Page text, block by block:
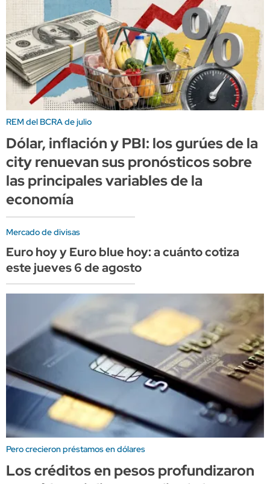
REM del BCRA de julio
Dólar, inflación y PBI: los gurúes de la
city renuevan sus pronósticos sobre
las principales variables de la
economía
Mercado de divisas
Euro hoy y Euro blue hoy: a cuánto cotiza
este jueves 6 de agosto
Pero crecieron préstamos en dólares
Los créditos en pesos profundizaron